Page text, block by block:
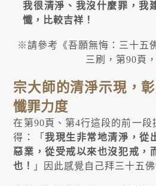
我很清淨、我沒什麼罪，我
懺，比較吉祥！
※請參考《吾願無悔：三十五
三刷，第90頁
宗大師的清淨示現，
懺罪力度
在第90頁、第4行這段的前一段
得：「我現生非常地清淨，從
惡業，從受戒以來也沒犯戒，
也！
」因此感覺自己拜三十五